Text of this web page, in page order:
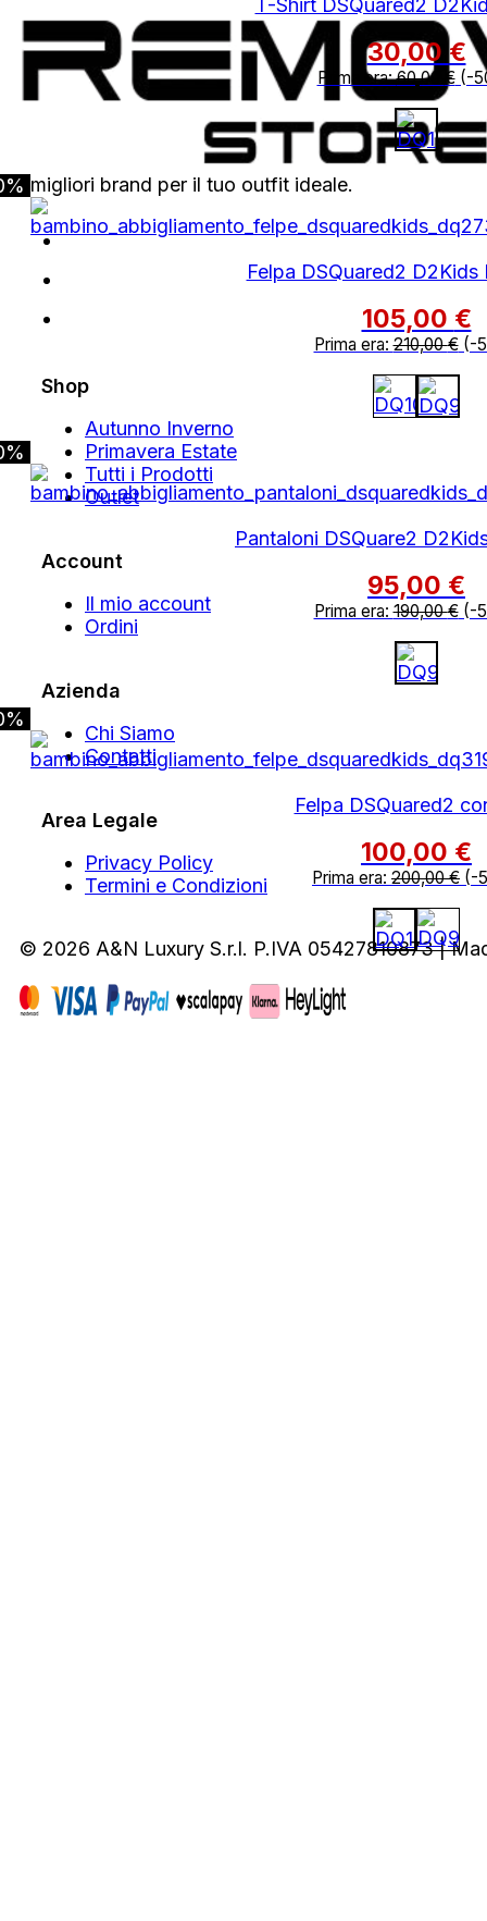
T-Shirt DSQuared2
30,00 €
Prima era:60,00 €(-
Felpa DSQuared2
105,00 €
Prima era:210,00€(-
Pantaloni DSQuare2
95,00 €
Prima era:190,00€(-
Felpa DSQuared2
100,00 €
Prima era: 200,00€ (-
I migliori brand per il tuo outfit ideale.
Shop
Autunno Inverno
Primavera Estate
Tutti i Prodotti
Outlet
Account
Il mio account
Ordini
Azienda
Chi Siamo
Contatti
Area Legale
Privacy Policy
Termini e Condizioni
© 2026 A&N Luxury S.r.l. P.IVA 05427810873 |